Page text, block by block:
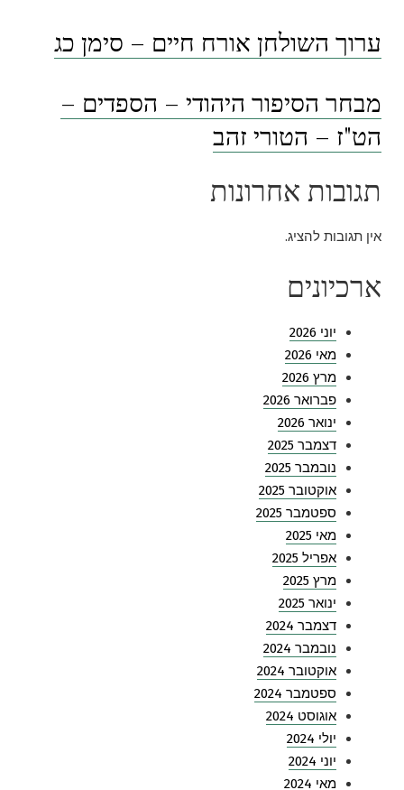
ערוך השולחן אורח חיים – סימן כג
מבחר הסיפור היהודי – הספדים –
הט"ז – הטורי זהב
תגובות אחרונות
אין תגובות להציג.
ארכיונים
יוני 2026
מאי 2026
מרץ 2026
פברואר 2026
ינואר 2026
דצמבר 2025
נובמבר 2025
אוקטובר 2025
ספטמבר 2025
מאי 2025
אפריל 2025
מרץ 2025
ינואר 2025
דצמבר 2024
נובמבר 2024
אוקטובר 2024
ספטמבר 2024
אוגוסט 2024
יולי 2024
יוני 2024
מאי 2024